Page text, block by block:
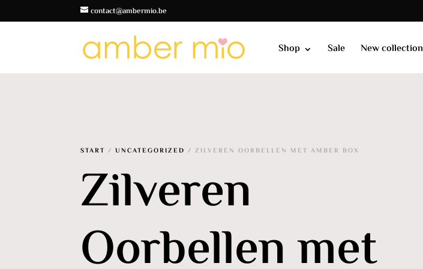
contact@ambermio.be
Shop Sale New collection
START /UNCATEGORIZED / ZILVEREN OORBELLEN MET AMBER BOX
Zilveren
Oorbellen met